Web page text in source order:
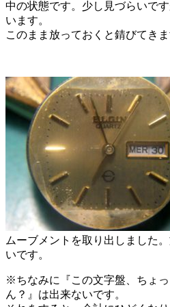
中の状態です。少し見づらいで
います。
このまま放っておくと錆びてきま
ムーブメントを取り出しました
いです。
※ちなみに『この文字盤、ちょ
ん？』は出来ないです。